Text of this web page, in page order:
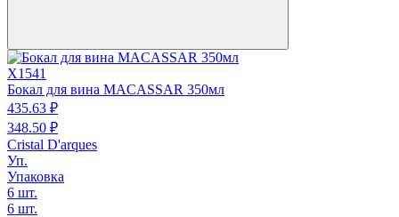
X1541
Бокал для вина MACASSAR 350мл
435.63 ₽
348.50 ₽
Cristal D'arques
Уп.
Упаковка
6 шт.
6 шт.